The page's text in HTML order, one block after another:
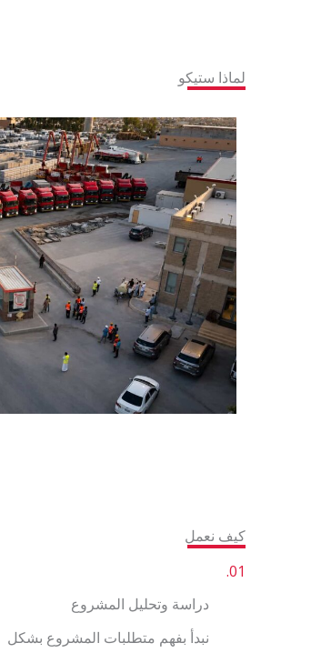
لماذا ستيكو
كيف نعمل
01.
دراسة وتحليل المشروع
نبدأ بفهم متطلبات المشروع بشكل